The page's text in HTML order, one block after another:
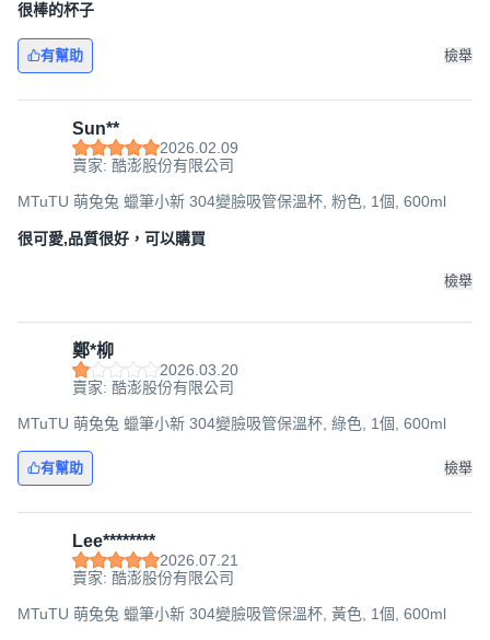
很棒的杯子
有幫助 檢舉
Sun**
2026.02.09
賣家: 酷澎股份有限公司
MTuTU 萌兔兔 蠟筆小新 304變臉吸管保溫杯, 粉色, 1個, 600ml
很可愛,品質很好，可以購買
檢舉
鄭*柳
2026.03.20
賣家: 酷澎股份有限公司
MTuTU 萌兔兔 蠟筆小新 304變臉吸管保溫杯, 綠色, 1個, 600ml
有幫助 檢舉
Lee********
2026.07.21
賣家: 酷澎股份有限公司
MTuTU 萌兔兔 蠟筆小新 304變臉吸管保溫杯, 黃色, 1個, 600ml